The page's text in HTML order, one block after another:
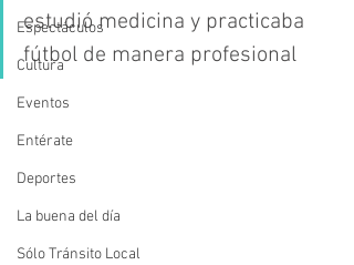
Espectáculos
Cultura
Eventos
Entérate
Deportes
La buena del día
Sólo Tránsito Local
estudió medicina y practicaba
fútbol de manera profesional